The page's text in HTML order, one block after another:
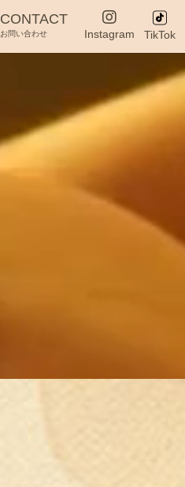
CONTACT
お問い合わせ Instagram TikTok